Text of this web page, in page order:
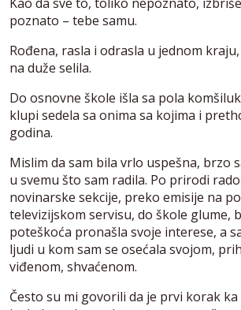
poznato – tebe samu.
Rođena, rasla i odrasla u jednom
na duže selila.
Do osnovne škole išla sa pola
klupi sedela sa onima sa kojima i
godina.
Mislim da sam bila vrlo uspešna, brzo
u svemu što sam radila. Po prirodi
novinarske sekcije, preko emisije na
televizijskom servisu, do škole glume,
poteškoća pronašla svoje interese, a
ljudi u kom sam se osećala svojom,
viđenom, shvaćenom.
Često su mi govorili da je prvi korak